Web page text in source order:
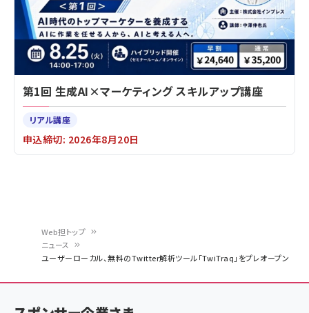
ン
く
Web担トップ
ニュース
ユーザーローカル、無料のTwitter解析ツール「TwiTraq」をプレオープン
第1回 生成AI×マーケティング スキルアップ講座
リアル講座
申込締切: 2026年8月20日